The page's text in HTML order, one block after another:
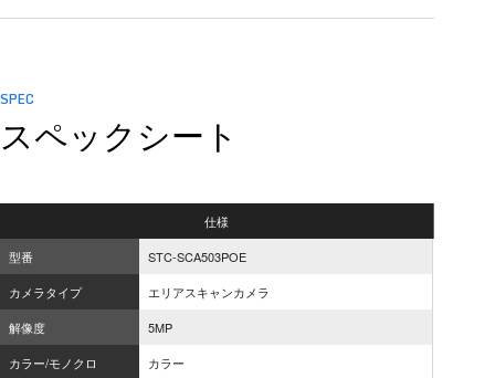
SPEC
スペックシート
仕様
型番
STC-SCA503POE
カメラタイプ
エリアスキャンカメラ
解像度
5MP
カラー/モノクロ
カラー